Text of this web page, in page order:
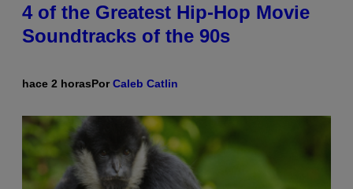
4 of the Greatest Hip-Hop Movie
Soundtracks of the 90s
hace 2 horasPorCaleb Catlin